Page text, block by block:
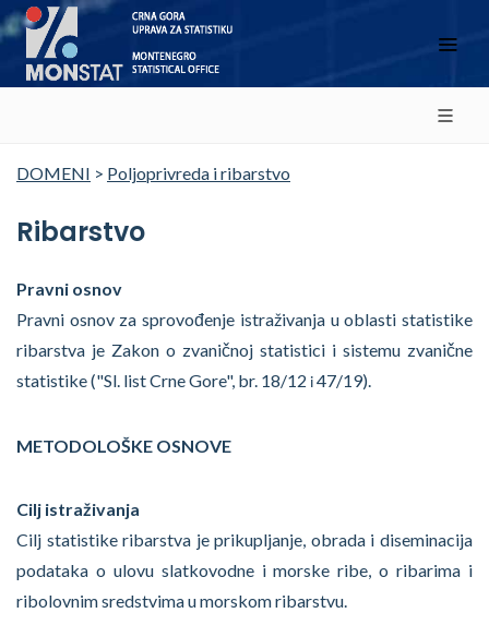
DOMENI > Poljoprivreda i ribarstvo
Ribarstvo
Pravni osnov
Pravni osnov za sprovođenje istraživanja u oblasti statistike
ribarstva je Zakon o zvaničnoj statistici i sistemu zvanične
statistike ("Sl. list Crne Gore", br. 18/12 i 47/19).
METODOLOŠKE OSNOVE
Cilj istraživanja
Cilj statistike ribarstva je prikupljanje, obrada i diseminacija
podataka o ulovu slatkovodne i morske ribe, o ribarima i
ribolovnim sredstvima u morskom ribarstvu.